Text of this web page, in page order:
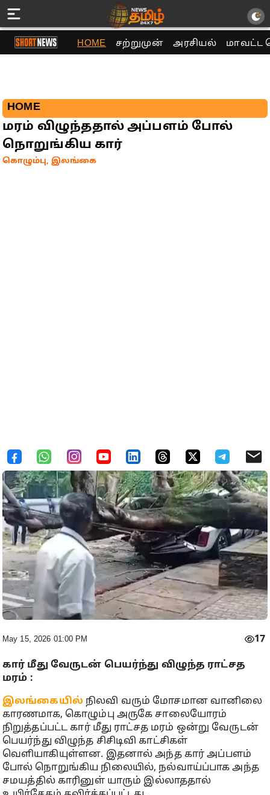
HOME சற்றுமுன் அரசியல் மாவட்ட
HOME
மரம் விழுந்ததால் அப்பளம் போல்
நொறுங்கிய கார்
கொழும்பு, இலங்கை
May 15, 2026 01:00 PM 17
கார் மீது வேருடன் பெயர்ந்து விழுந்த ராட்சத
மரம் :
இலங்கையில் நிலவி வரும் மோசமான வானிலை
காரணமாக, கொழும்பு அருகே சாலையோரம்
நிறுத்தப்பட்ட கார் மீது ராட்சத மரம் ஒன்று வேருடன்
பெயர்ந்து விழுந்த சிசிடிவி காட்சிகள்
வெளியாகியுள்ளன. இதனால் அந்த கார் அப்பளம்
போல் நொறுங்கிய நிலையில், நல்வாய்ப்பாக அந்த
சமயத்தில் காரினுள் யாரும் இல்லாததால்